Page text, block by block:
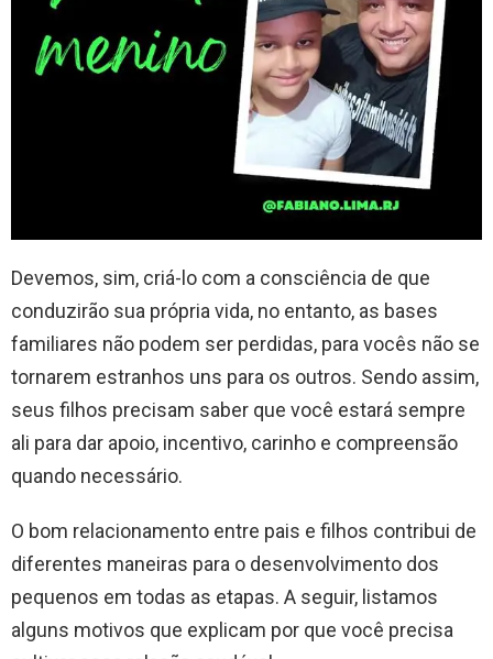
Devemos, sim, criá-lo com a consciência de que
conduzirão sua própria vida, no entanto, as bases
familiares não podem ser perdidas, para vocês não se
tornarem estranhos uns para os outros. Sendo assim,
seus filhos precisam saber que você estará sempre
ali para dar apoio, incentivo, carinho e compreensão
quando necessário.
O bom relacionamento entre pais e filhos contribui de
diferentes maneiras para o desenvolvimento dos
pequenos em todas as etapas. A seguir, listamos
alguns motivos que explicam por que você precisa